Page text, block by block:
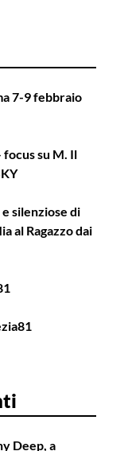
7-9 febbraio
focus su M. Il
silenziose di
al Ragazzo dai
Deep, a